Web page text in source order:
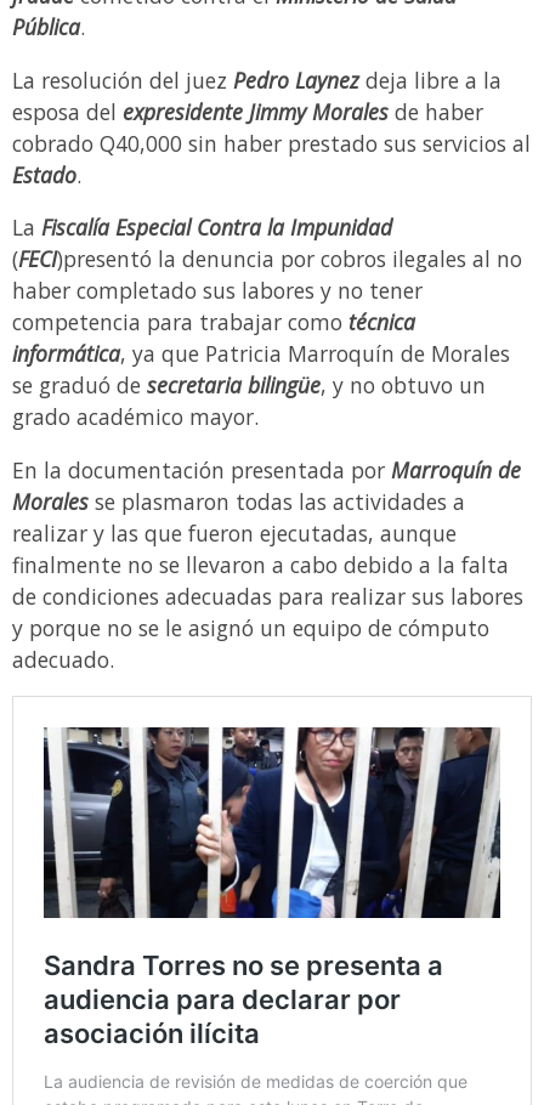
Pública.
La resolución del juez Pedro Laynezdeja libre a la
esposa del expresidente Jimmy Morales de haber
cobrado Q40,000 sin haber prestado sus servicios al
Estado.
La Fiscalía Especial Contra la Impunidad
(FECI)presentó la denuncia por cobros ilegales al no
haber completado sus labores y no tener
competencia para trabajar como técnica
informática, ya que Patricia Marroquín de Morales
se graduó de secretaria bilingüe, y no obtuvo un
grado académico mayor.
En la documentación presentada por Marroquín de
Morales se plasmaron todas las actividades a
realizar y las que fueron ejecutadas, aunque
finalmente no se llevaron a cabo debido a la falta
de condiciones adecuadas para realizar sus labores
y porque no se le asignó un equipo de cómputo
adecuado.